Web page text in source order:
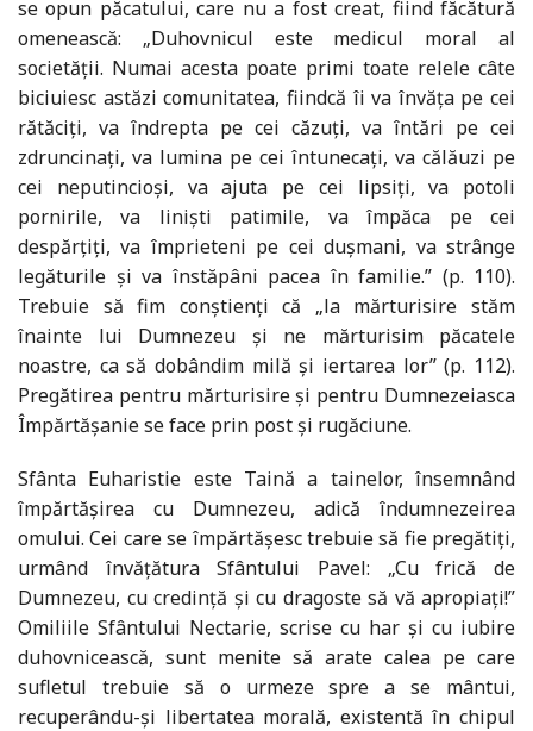
se opun păcatului, care nu a fost creat, fiind făcătură
omenească: „Duhovnicul este medicul moral al
societăţii. Numai acesta poate primi toate relele câte
biciuiesc astăzi comunitatea, fiindcă îi va învăţa pe cei
rătăciţi, va îndrepta pe cei căzuţi, va întări pe cei
zdruncinaţi, va lumina pe cei întunecaţi, va călăuzi pe
cei neputincioşi, va ajuta pe cei lipsiţi, va potoli
pornirile, va linişti patimile, va împăca pe cei
despărţiţi, va împrieteni pe cei duşmani, va strânge
legăturile şi va înstăpâni pacea în familie.” (p. 110).
Trebuie să fim conştienţi că „la mărturisire stăm
înainte lui Dumnezeu şi ne mărturisim păcatele
noastre, ca să dobândim milă şi iertarea lor” (p. 112).
Pregătirea pentru mărturisire şi pentru Dumnezeiasca
Împărtăşanie se face prin post şi rugăciune.
Sfânta Euharistie este Taină a tainelor, însemnând
împărtăşirea cu Dumnezeu, adică îndumnezeirea
omului. Cei care se împărtăşesc trebuie să fie pregătiţi,
urmând învăţătura Sfântului Pavel: „Cu frică de
Dumnezeu, cu credinţă şi cu dragoste să vă apropiaţi!”
Omiliile Sfântului Nectarie, scrise cu har şi cu iubire
duhovnicească, sunt menite să arate calea pe care
sufletul trebuie să o urmeze spre a se mântui,
recuperându-şi libertatea morală, existentă în chipul